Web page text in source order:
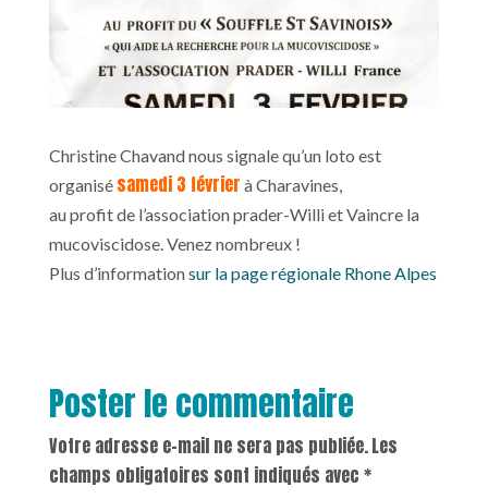
Christine Chavand nous signale qu’un loto est
organisé samedi 3 février à Charavines,
au profit de l’association prader-Willi et Vaincre la
mucoviscidose. Venez nombreux !
Plus d’informationsur la page régionale Rhone Alpes
Poster le commentaire
Votre adresse e-mail ne sera pas publiée.Les
champs obligatoires sont indiqués avec *